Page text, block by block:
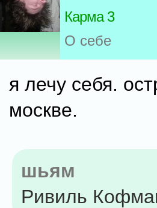
Карма 3
О себе
я лечу себя.
москве.
шьям
Ривиль